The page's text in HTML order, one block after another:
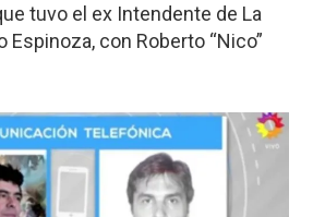
tuvo el ex Intendente de La
Espinoza, con Roberto “Nico”